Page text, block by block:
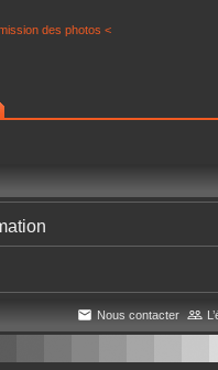
des photos <
Nous contacter